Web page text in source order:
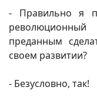
- Правильно я
преданным
своем развитии?
- Безусловно, так!